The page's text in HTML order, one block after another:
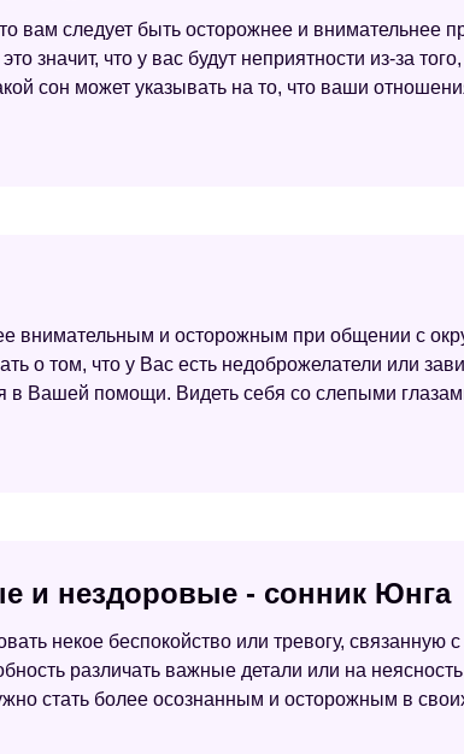
вам следует быть осторожнее и внимательнее
что у вас будут неприятности из-за того,
сон может указывать на то, что ваши
внимательным и осторожным при общении с
о том, что у Вас есть недоброжелатели или
в Вашей помощи. Видеть себя со слепыми
и нездоровые - сонник Юнга
некое беспокойство или тревогу, связанную с
различать важные детали или на
стать более осознанным и осторожным в